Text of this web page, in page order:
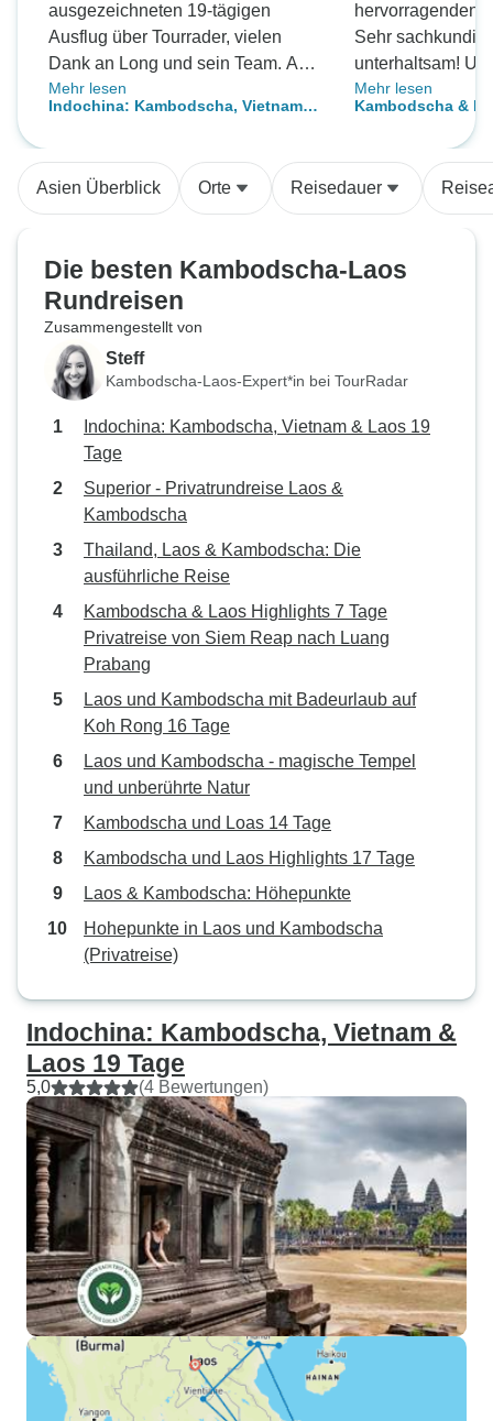
ausgezeichneten 19-tägigen
Ausflug über Tourrader, vielen
Dank an Long und sein Team. Alle
Reiseleiter waren ausgezeichnet
und sehr freundlich. Empfehlen
Mehr lesen
Indochina: Kambodscha, Vietnam &
hervorragenden
Sehr sachkundig
unterhaltsam! Unser Fahrer, Ree,
hat uns sicher
gefahren. Sehr
Mehr lesen
Kambodscha &
Tage Privatreise
nach Luang
Asien Überblick Orte Reisedauer
Die besten Kambodscha-Laos
Rundreisen
Zusammengestellt von
Steff
Kambodscha-Laos-Expert*in bei TourRadar
Indochina: Kambodscha, Vietnam & Laos 19
Tage
Superior - Privatrundreise Laos &
Kambodscha
Thailand, Laos & Kambodscha: Die
ausführliche Reise
Kambodscha & Laos Highlights 7 Tage
Privatreise von Siem Reap nach Luang
Prabang
Laos und Kambodscha mit Badeurlaub auf
Koh Rong 16 Tage
Laos und Kambodscha - magische Tempel
und unberührte Natur
Kambodscha und Loas 14 Tage
Kambodscha und Laos Highlights 17 Tage
Laos & Kambodscha: Höhepunkte
Hohepunkte in Laos und Kambodscha
(Privatreise)
Indochina: Kambodscha, Vietnam &
Laos 19 Tage
5,0 (4 Bewertungen)